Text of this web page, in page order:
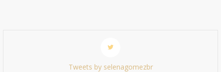
Tweets by selenagomezbr